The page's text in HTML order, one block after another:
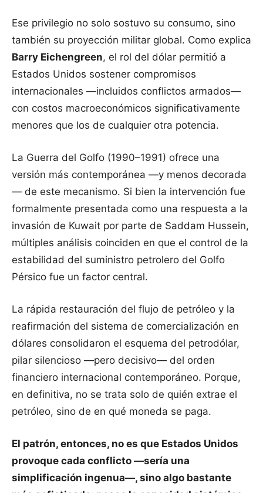
Ese privilegio no solo sostuvo su consumo, sino
también su proyección militar global. Como explica
Barry Eichengreen, el rol del dólar permitió a
Estados Unidos sostener compromisos
internacionales —incluidos conflictos armados—
con costos macroeconómicos significativamente
menores que los de cualquier otra potencia.
La Guerra del Golfo (1990–1991) ofrece una
versión más contemporánea —y menos decorada
— de este mecanismo. Si bien la intervención fue
formalmente presentada como una respuesta a la
invasión de Kuwait por parte de Saddam Hussein,
múltiples análisis coinciden en que el control de la
estabilidad del suministro petrolero del Golfo
Pérsico fue un factor central.
La rápida restauración del flujo de petróleo y la
reafirmación del sistema de comercialización en
dólares consolidaron el esquema del petrodólar,
pilar silencioso —pero decisivo— del orden
financiero internacional contemporáneo. Porque,
en definitiva, no se trata solo de quién extrae el
petróleo, sino de en qué moneda se paga.
El patrón, entonces, no es que Estados Unidos
provoque cada conflicto —sería una
simplificación ingenua—, sino algo bastante